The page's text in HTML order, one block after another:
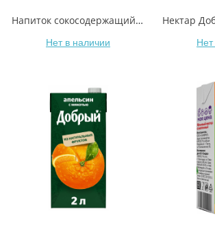
Напиток сокосодержащий Добрый Pulpy апельсин с мякотью 450 мл
Нет в наличии